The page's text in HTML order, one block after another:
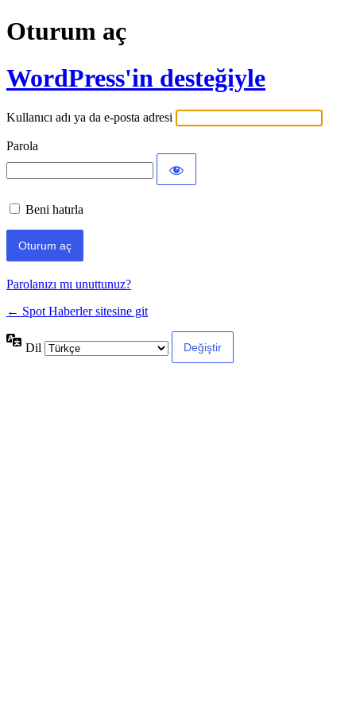
Oturum aç
WordPress'in desteğiyle
Kullanıcı adı ya da e-posta adresi
Parola
Beni hatırla
Parolanızı mı unuttunuz?
← Spot Haberler sitesine git
Dil